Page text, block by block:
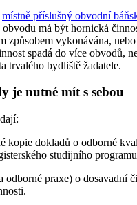
místně příslušný obvodní
má být hornická
způsobem vykonávána,
spadá do více obvodů,
trvalého bydliště žadatele.
je nutné mít s sebou
kopie dokladů o odborné
studijního
odborné praxe) o dosavadní